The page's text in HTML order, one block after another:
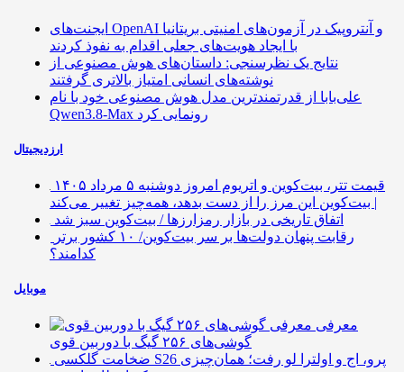
ایجنت‌های OpenAI و آنتروپیک در آزمون‌های امنیتی بریتانیا
با ایجاد هویت‌های جعلی اقدام به نفوذ کردند
نتایج یک نظرسنجی: داستان‌های هوش مصنوعی از
نوشته‌های انسانی امتیاز بالاتری گرفتند
علی‌بابا از قدرتمندترین مدل هوش مصنوعی خود با نام
Qwen3.8-Max رونمایی کرد
ارزدیجیتال
قیمت تتر، بیت‌کوین و اتریوم امروز دوشنبه ۵ مرداد ۱۴۰۵
| بیت‌کوین این مرز را از دست بدهد، همه‌چیز تغییر می‌کند
اتفاق تاریخی در بازار رمزارزها / بیت‌کوین سبز شد
رقابت پنهان دولت‌ها بر سر بیت‌کوین/ ۱۰ کشور برتر
کدامند؟
موبایل
معرفی
گوشی‌های ۲۵۶ گیگ با دوربین قوی
ضخامت گلکسی S26 پرو، اج و اولترا لو رفت؛ همان‌چیزی